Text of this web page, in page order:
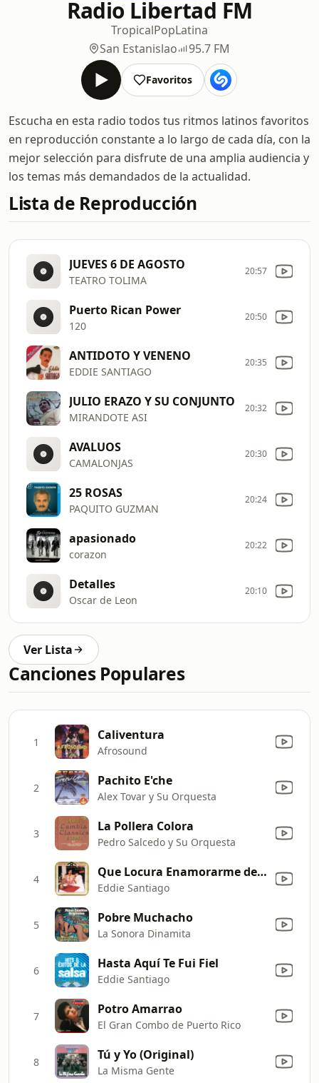
Radio Libertad FM
TropicalPopLatina
San Estanislao
95.7 FM
Favoritos
Escucha en esta radio todos tus ritmos latinos favoritos
en reproducción constante a lo largo de cada día, con la
mejor selección para disfrute de una amplia audiencia y
los temas más demandados de la actualidad.
Lista de Reproducción
JUEVES 6 DE AGOSTO
TEATRO TOLIMA
20:57
Puerto Rican Power
120
20:50
ANTIDOTO Y VENENO
EDDIE SANTIAGO
20:35
JULIO ERAZO Y SU CONJUNTO
MIRANDOTE ASI
20:32
AVALUOS
CAMALONJAS
20:30
25 ROSAS
PAQUITO GUZMAN
20:24
apasionado
corazon
20:22
Detalles
Oscar de Leon
20:10
Ver Lista
Canciones Populares
1 Caliventura
Afrosound
2 Pachito E'che
Alex Tovar y Su Orquesta
3 La Pollera Colora
Pedro Salcedo y Su Orquesta
4 Que Locura Enamorarme de Ti
Eddie Santiago
5 Pobre Muchacho
La Sonora Dinamita
6 Hasta Aquí Te Fui Fiel
Eddie Santiago
7 Potro Amarrao
El Gran Combo de Puerto Rico
8 Tú y Yo (Original)
La Misma Gente